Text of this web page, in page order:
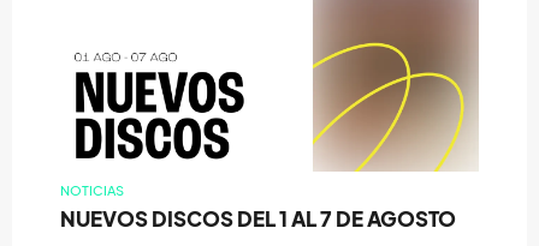
NOTICIAS
NUEVOS DISCOS DEL 1 AL 7 DE AGOSTO